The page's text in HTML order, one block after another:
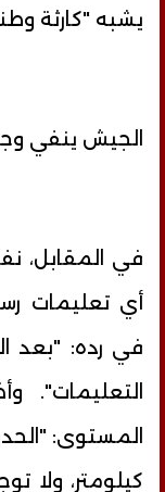
يشبه "كارثة
الجيش ينفي
في المقابل،
أي تعليمات
في رده: "بعد
التعليمات".
كيلومتر، ولا